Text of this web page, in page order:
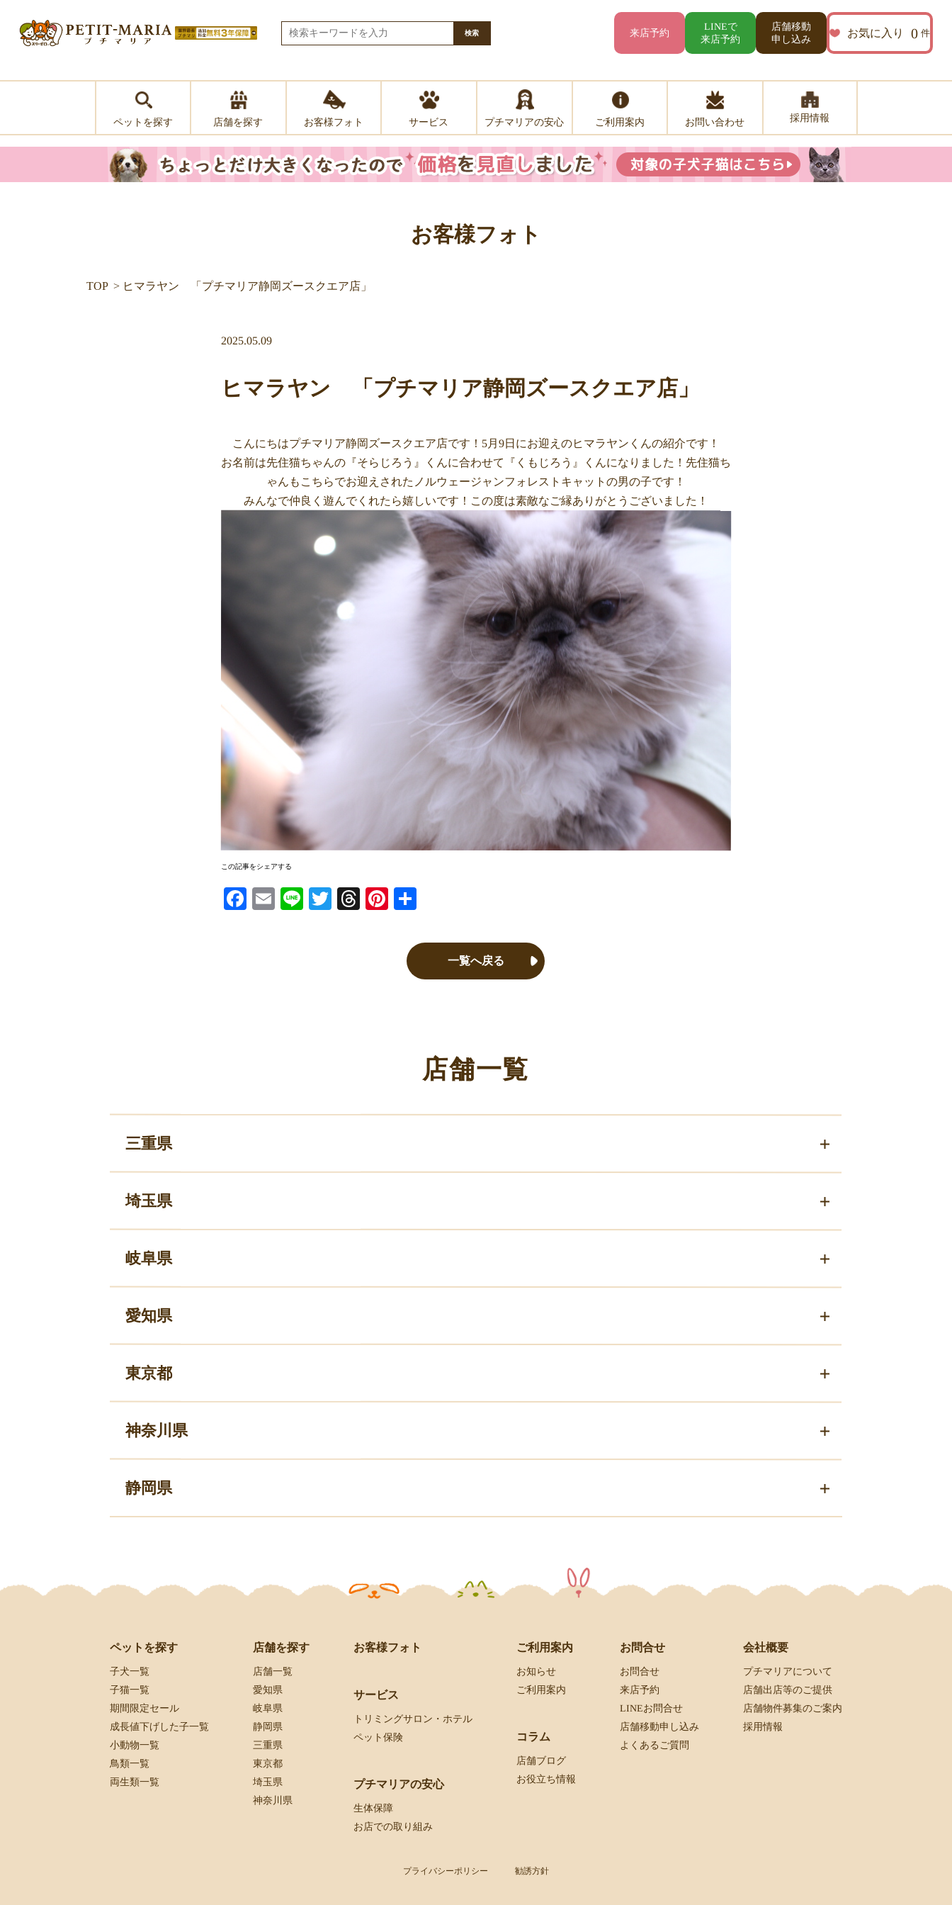
検索 来店予約
LINEで
来店予約
店舗移動
申し込み
お気に入り 0 件
ペットを探す 店舗を探す お客様フォト サービス プチマリアの安心 ご利用案内 お問い合わせ 採用情報
お客様フォト
TOP ヒマラヤン 「プチマリア静岡ズースクエア店」
2025.05.09
ヒマラヤン 「プチマリア静岡ズースクエア店」
こんにちはプチマリア静岡ズースクエア店です！5月9日にお迎えのヒマラヤンくんの紹介です！
お名前は先住猫ちゃんの『そらじろう』くんに合わせて『くもじろう』くんになりました！先住猫ち
ゃんもこちらでお迎えされたノルウェージャンフォレストキャットの男の子です！
みんなで仲良く遊んでくれたら嬉しいです！この度は素敵なご縁ありがとうございました！
この記事をシェアする
FacebookEmail Line Twitter Threads Pinterest
一覧へ戻る
店舗一覧
三重県
埼玉県
岐阜県
愛知県
東京都
神奈川県
静岡県
ペットを探す
子犬一覧
子猫一覧
期間限定セール
成長値下げした子一覧
小動物一覧
鳥類一覧
両生類一覧
店舗を探す
店舗一覧
愛知県
岐阜県
静岡県
三重県
東京都
埼玉県
神奈川県
お客様フォト
サービス
トリミングサロン・ホテル
ペット保険
プチマリアの安心
生体保障
お店での取り組み
ご利用案内
お知らせ
ご利用案内
コラム
店舗ブログ
お役立ち情報
お問合せ
お問合せ
来店予約
LINEお問合せ
店舗移動申し込み
よくあるご質問
会社概要
プチマリアについて
店舗出店等のご提供
店舗物件募集のご案内
採用情報
プライバシーポリシー 勧誘方針